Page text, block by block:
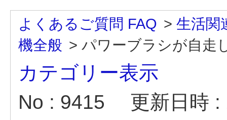
よくあるご質問 FAQ > 生活関
機全般 > パワーブラシが自走
カテゴリー表示
No : 9415
更新日時